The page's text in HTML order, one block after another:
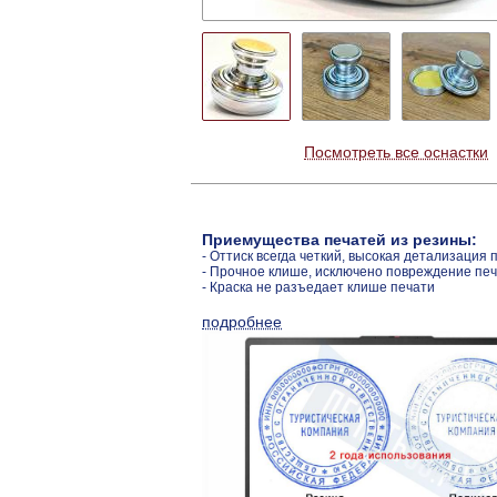
Посмотреть все оснастки
Приемущества печатей из резины:
- Оттиск всегда четкий, высокая детализация
- Прочное клише, исключено повреждение
- Краска не разъедает клише печати
подробнее